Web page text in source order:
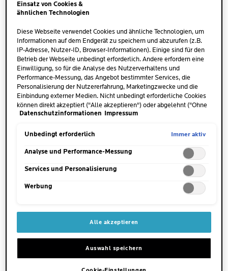
MENGE
auftragen.
WANN
Morgens und abends
WO
Auf Gesicht, Hals und Dekolleté
ANWENDUNGSTIPP
Sanft mit den Fingerspitzen in
die gereinigte Haut
HAUPTINHALTSSTOFFE
AUF EINEN BLICK
Einsatz von Cookies &
ähnlichen Technologien
Diese Webseite verwendet Cookies und ähnliche Technologien, um
Informationen auf dem Endgerät zu speichern und abzurufen (z.B.
IP-Adresse, Nutzer-ID, Browser-Informationen). Einige sind für den
Betrieb der Webseite unbedingt erforderlich. Andere erfordern eine
Einwilligung, so für die Analyse des Nutzerverhaltens und
Performance-Messung, das Angebot bestimmter Services, die
Personalisierung der Nutzererfahrung, Marketingzwecke und die
Einbindung externer Medien. Nicht unbedingt erforderliche Cookies
können direkt akzeptiert ("Alle akzeptieren") oder abgelehnt ("Ohne
Einwilligung fortfahren") werden. Individuelle Anpassungen der
speichern"). Die Auswahl kann jederzeit unter dem Link "Cookie-
unsere Datenschutzinformationen.
Datenschutzinformationen Impressum
Unbedingt erforderlich Immer aktiv
Analyse und Performance-Messung
Services und Personalisierung
Werbung
Alle akzeptieren
Auswahl speichern